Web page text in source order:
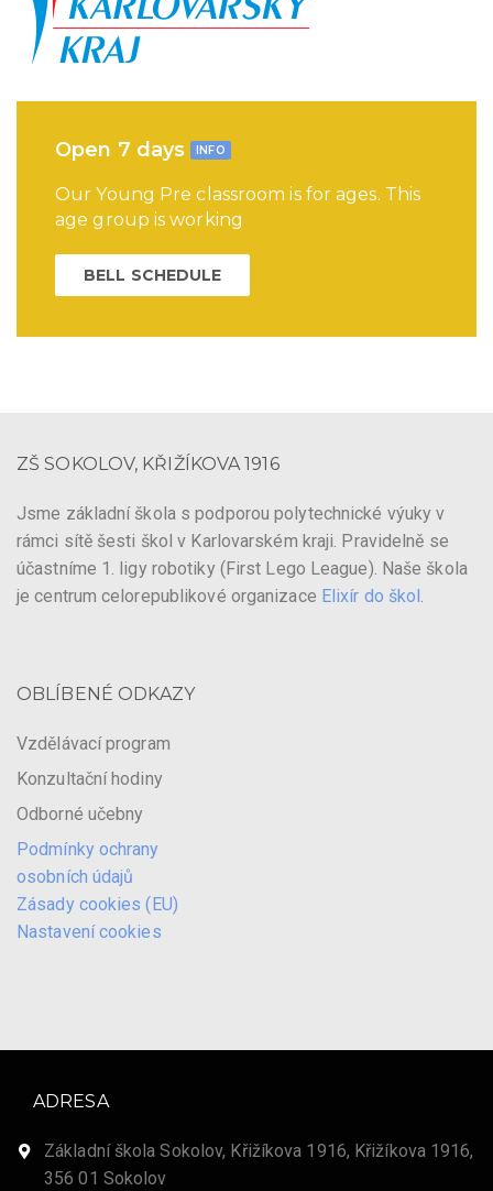
Open 7 days INFO
Our Young Pre classroom is for ages. This
age group is working
BELL SCHEDULE
ZŠ SOKOLOV, KŘIŽÍKOVA 1916
Jsme základní škola s podporou polytechnické výuky v
rámci sítě šesti škol v Karlovarském kraji. Pravidelně se
účastníme 1. ligy robotiky (First Lego League). Naše škola
je centrum celorepublikové organizace Elixír do škol
OBLÍBENÉ ODKAZY
Vzdělávací program
Konzultační hodiny
Odborné učebny
Podmínky ochrany
osobních údajů
Zásady cookies (EU)
Nastavení cookies
ADRESA
Základní škola Sokolov, Křižíkova 1916, Křižíkova 1916,
356 01 Sokolov